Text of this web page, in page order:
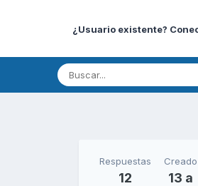
¿Usuario existente?
Respuestas
12
Creado
13 a